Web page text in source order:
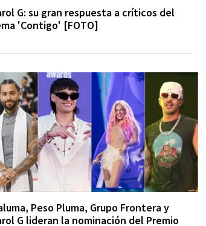
G: su gran respuesta a críticos del
'Contigo' [FOTO]
Peso Pluma, Grupo Frontera y
G lideran la nominación del Premio